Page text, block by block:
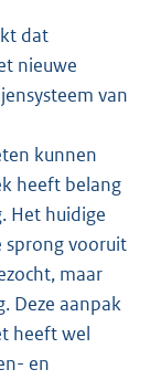
dat
nieuwe
van
kunnen
heeft belang
Het huidige
sprong vooruit
maar
Deze aanpak
heeft wel
en